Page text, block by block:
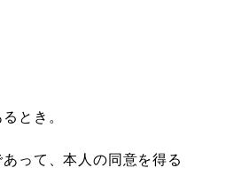
とき。
って、本人の同意を得る